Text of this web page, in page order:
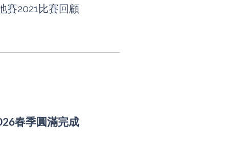
賽2021比賽回顧
春季圓滿完成